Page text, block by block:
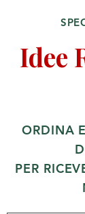
Idee
ORDINA
PER